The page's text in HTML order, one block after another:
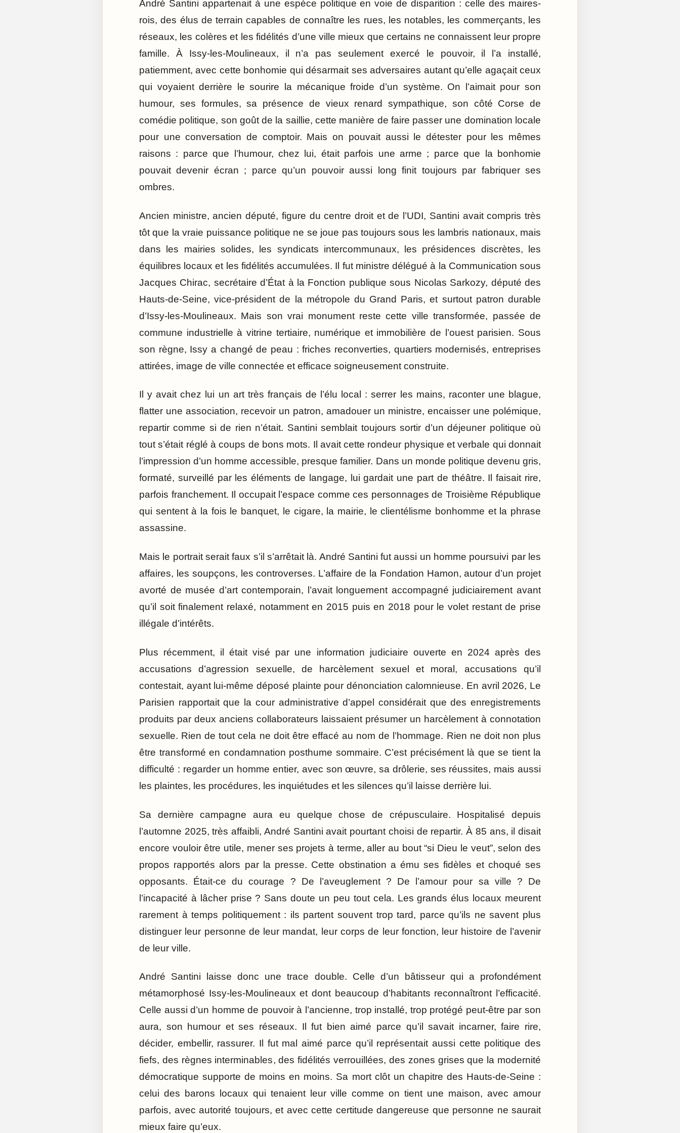
André Santini appartenait à une espèce politique en voie de disparition : celle des maires-
rois, des élus de terrain capables de connaître les rues, les notables, les commerçants, les
réseaux, les colères et les fidélités d’une ville mieux que certains ne connaissent leur propre
famille. À Issy-les-Moulineaux, il n’a pas seulement exercé le pouvoir, il l’a installé,
patiemment, avec cette bonhomie qui désarmait ses adversaires autant qu’elle agaçait ceux
qui voyaient derrière le sourire la mécanique froide d’un système. On l’aimait pour son
humour, ses formules, sa présence de vieux renard sympathique, son côté Corse de
comédie politique, son goût de la saillie, cette manière de faire passer une domination locale
pour une conversation de comptoir. Mais on pouvait aussi le détester pour les mêmes
raisons : parce que l’humour, chez lui, était parfois une arme ; parce que la bonhomie
pouvait devenir écran ; parce qu’un pouvoir aussi long finit toujours par fabriquer ses
ombres.
Ancien ministre, ancien député, figure du centre droit et de l’UDI, Santini avait compris très
tôt que la vraie puissance politique ne se joue pas toujours sous les lambris nationaux, mais
dans les mairies solides, les syndicats intercommunaux, les présidences discrètes, les
équilibres locaux et les fidélités accumulées. Il fut ministre délégué à la Communication sous
Jacques Chirac, secrétaire d’État à la Fonction publique sous Nicolas Sarkozy, député des
Hauts-de-Seine, vice-président de la métropole du Grand Paris, et surtout patron durable
d’Issy-les-Moulineaux. Mais son vrai monument reste cette ville transformée, passée de
commune industrielle à vitrine tertiaire, numérique et immobilière de l’ouest parisien. Sous
son règne, Issy a changé de peau : friches reconverties, quartiers modernisés, entreprises
attirées, image de ville connectée et efficace soigneusement construite.
Il y avait chez lui un art très français de l’élu local : serrer les mains, raconter une blague,
flatter une association, recevoir un patron, amadouer un ministre, encaisser une polémique,
repartir comme si de rien n’était. Santini semblait toujours sortir d’un déjeuner politique où
tout s’était réglé à coups de bons mots. Il avait cette rondeur physique et verbale qui donnait
l’impression d’un homme accessible, presque familier. Dans un monde politique devenu gris,
formaté, surveillé par les éléments de langage, lui gardait une part de théâtre. Il faisait rire,
parfois franchement. Il occupait l’espace comme ces personnages de Troisième République
qui sentent à la fois le banquet, le cigare, la mairie, le clientélisme bonhomme et la phrase
assassine.
Mais le portrait serait faux s’il s’arrêtait là. André Santini fut aussi un homme poursuivi par les
affaires, les soupçons, les controverses. L’affaire de la Fondation Hamon, autour d’un projet
avorté de musée d’art contemporain, l’avait longuement accompagné judiciairement avant
qu’il soit finalement relaxé, notamment en 2015 puis en 2018 pour le volet restant de prise
illégale d’intérêts.
Plus récemment, il était visé par une information judiciaire ouverte en 2024 après des
accusations d’agression sexuelle, de harcèlement sexuel et moral, accusations qu’il
contestait, ayant lui-même déposé plainte pour dénonciation calomnieuse. En avril 2026, Le
Parisien rapportait que la cour administrative d’appel considérait que des enregistrements
produits par deux anciens collaborateurs laissaient présumer un harcèlement à connotation
sexuelle. Rien de tout cela ne doit être effacé au nom de l’hommage. Rien ne doit non plus
être transformé en condamnation posthume sommaire. C’est précisément là que se tient la
difficulté : regarder un homme entier, avec son œuvre, sa drôlerie, ses réussites, mais aussi
les plaintes, les procédures, les inquiétudes et les silences qu’il laisse derrière lui.
Sa dernière campagne aura eu quelque chose de crépusculaire. Hospitalisé depuis
l’automne 2025, très affaibli, André Santini avait pourtant choisi de repartir. À 85 ans, il disait
encore vouloir être utile, mener ses projets à terme, aller au bout “si Dieu le veut”, selon des
propos rapportés alors par la presse. Cette obstination a ému ses fidèles et choqué ses
opposants. Était-ce du courage ? De l’aveuglement ? De l’amour pour sa ville ? De
l’incapacité à lâcher prise ? Sans doute un peu tout cela. Les grands élus locaux meurent
rarement à temps politiquement : ils partent souvent trop tard, parce qu’ils ne savent plus
distinguer leur personne de leur mandat, leur corps de leur fonction, leur histoire de l’avenir
de leur ville.
André Santini laisse donc une trace double. Celle d’un bâtisseur qui a profondément
métamorphosé Issy-les-Moulineaux et dont beaucoup d’habitants reconnaîtront l’efficacité.
Celle aussi d’un homme de pouvoir à l’ancienne, trop installé, trop protégé peut-être par son
aura, son humour et ses réseaux. Il fut bien aimé parce qu’il savait incarner, faire rire,
décider, embellir, rassurer. Il fut mal aimé parce qu’il représentait aussi cette politique des
fiefs, des règnes interminables, des fidélités verrouillées, des zones grises que la modernité
démocratique supporte de moins en moins. Sa mort clôt un chapitre des Hauts-de-Seine :
celui des barons locaux qui tenaient leur ville comme on tient une maison, avec amour
parfois, avec autorité toujours, et avec cette certitude dangereuse que personne ne saurait
mieux faire qu’eux.